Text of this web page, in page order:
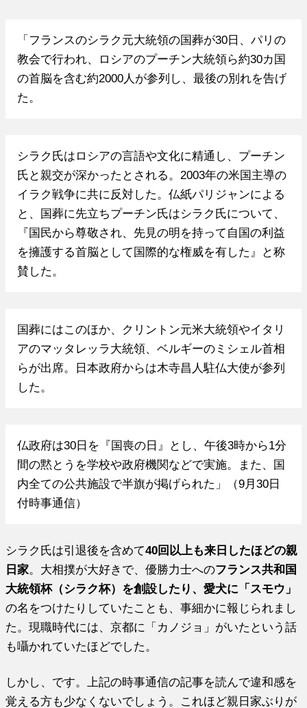
「フランスのシラク元大統領の国葬が30日、パリの
教会で行われ、ロシアのプーチン大統領ら約30カ国
の首脳を含む約2000人が参列し、最後の別れを告げ
た。
シラク氏はロシアの言語や文化に精通し、プーチン
氏と親交が深かったとされる。2003年の米国主導の
イラク戦争に共に反対した。仏紙パリジャンによる
と、国葬に先立ちプーチン氏はシラク氏について、
『国民から尊敬され、先見の明を持って自国の利益
を擁護する首脳として国際的な権威を有した』と称
賛した。
国葬にはこのほか、クリントン元米大統領やイタリ
アのマッタレッラ大統領、ベルギーのミシェル首相
らが出席。日本政府からは木寺昌人駐仏大使が参列
した。
仏政府は30日を『国喪の日』とし、午後3時から1分
間の黙とうを学校や政府機関などで実施。また、国
内全ての公共施設で半旗が掲げられた」（9月30日
付時事通信）
シラク氏は引退後を含めて40回以上も来日したほどの親
日家。大相撲が大好きで、優勝力士へのフランス共和国
大統領杯（シラク杯）を創設したり、愛犬に「スモウ」
の名をつけたりしていたことも、事細かに報じられまし
た。現職時代には、京都に「カノジョ」がいたという話
も囁かれていたほどでした。
しかし、です。上記の時事通信の記事を読んで違和感を
覚える方も少なくないでしょう。これほど親日家ぶりが